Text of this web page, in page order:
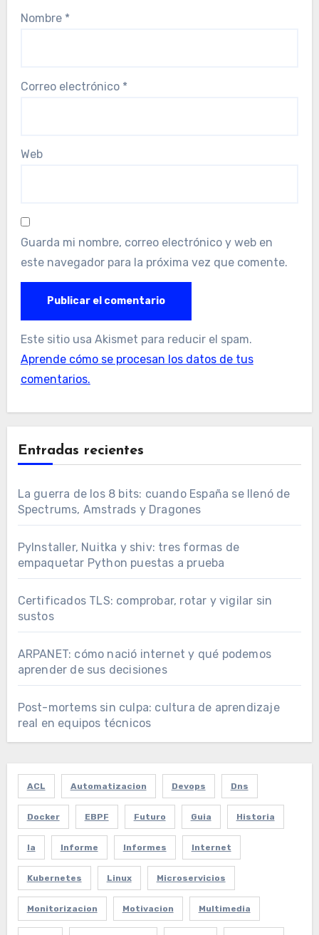
Nombre *
Correo electrónico *
Web
Guarda mi nombre, correo electrónico y web en
este navegador para la próxima vez que comente.
Este sitio usa Akismet para reducir el spam.
Aprende cómo se procesan los datos de tus
comentarios.
Entradas recientes
La guerra de los 8 bits: cuando España se llenó de
Spectrums, Amstrads y Dragones
PyInstaller, Nuitka y shiv: tres formas de
empaquetar Python puestas a prueba
Certificados TLS: comprobar, rotar y vigilar sin
sustos
ARPANET: cómo nació internet y qué podemos
aprender de sus decisiones
Post-mortems sin culpa: cultura de aprendizaje
real en equipos técnicos
ACL Automatizacion Devops Dns
Docker EBPF Futuro Guia Historia
Ia Informe Informes Internet
Kubernetes Linux Microservicios
Monitorizacion Motivacion Multimedia